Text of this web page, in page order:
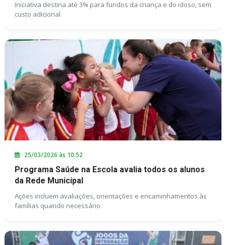
Iniciativa destina até 3% para fundos da criança e do idoso, sem
custo adicional
25/03/2026 às 10:52
Programa Saúde na Escola avalia todos os alunos
da Rede Municipal
Ações incluem avaliações, orientações e encaminhamentos às
famílias quando necessário